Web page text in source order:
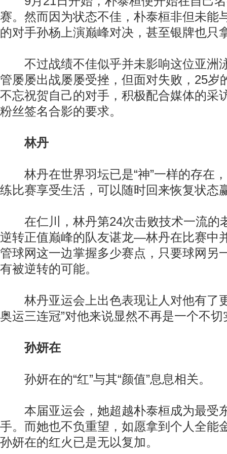
赛。然而因为状态不佳，朴泰桓非但未能
的对手孙杨上演巅峰对决，甚至银牌也只
不过战绩不佳似乎并未影响这位亚洲
管屡屡出战屡屡受挫，但面对失败，25岁
不忘祝贺自己的对手，积极配合媒体的采
粉丝签名合影的要求。
林丹
林丹在世界羽坛已是“神”一样的存在
练比赛享受生活，可以随时回来恢复状态
在仁川，林丹第24次击败技术一流的
逆转正值巅峰的队友谌龙—林丹在比赛中
管球网这一边掌握多少赛点，只要球网另
有被逆转的可能。
林丹亚运会上出色表现让人对他有了
奥运三连冠”对他来说显然不再是一个不
孙妍在
孙妍在的“红”与其“颜值”息息相关。
本届亚运会，她超越朴泰桓成为最受
手。而她也不负重望，如愿拿到个人全能
孙妍在的红火已是无以复加。